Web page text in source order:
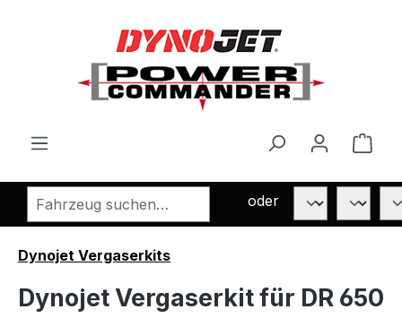
oder
Dynojet Vergaserkits
Dynojet Vergaserkit für DR 650